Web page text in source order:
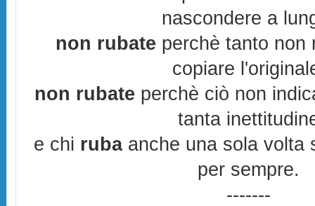
nascondere a
non rubate perchè tanto non
copiare
non rubate perchè ciò non
tanta
e chi rubaanche una sola volta
per sempre.
-------